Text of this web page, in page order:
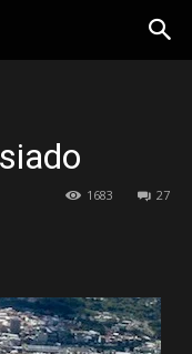
27
1683